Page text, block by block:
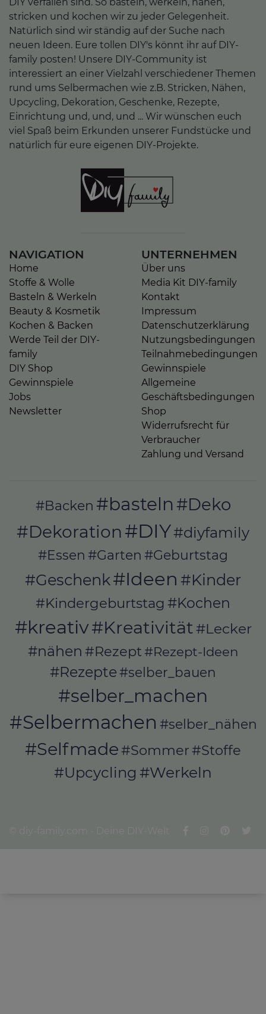
stricken und kochen wir zu jeder Gelegenheit.
Natürlich sind wir ständig auf der Suche nach
neuen Ideen. Eure tollen DIY's könnt ihr auf DIY-
family posten! Unsere DIY-Community ist
interessiert an einer Vielzahl verschiedener Themen
rund ums Selbermachen wie z.B. Stricken, Nähen,
Upcycling, Dekoration, Geschenke, Rezepte,
Einrichtung und, und, und ... Wir wünschen euch
viel Spaß beim Erkunden unserer Fundstücke und
natürlich für eure eigenen DIY-Projekte.
NAVIGATION
Home
Stoffe & Wolle
Basteln & Werkeln
Beauty & Kosmetik
Kochen & Backen
Werde Teil der DIY-
family
DIY Shop
Gewinnspiele
Jobs
Newsletter
UNTERNEHMEN
Über uns
Media Kit DIY-family
Kontakt
Impressum
Datenschutzerklärung
Nutzungsbedingungen
Teilnahmebedingungen
Gewinnspiele
Allgemeine
Geschäftsbedingungen
Shop
Widerrufsrecht für
Verbraucher
Zahlung und Versand
#Backen #basteln #Deko
#Dekoration #DIY#diyfamily
#Essen #Garten #Geburtstag
#Geschenk#Ideen #Kinder
#Kindergeburtstag #Kochen
#kreativ#Kreativität#Lecker
#nähen #Rezept#Rezept-Ideen
#Rezepte#selber_bauen
#selber_machen
#Selbermachen #selber_nähen
#Selfmade#Sommer#Stoffe
#Upcycling #Werkeln